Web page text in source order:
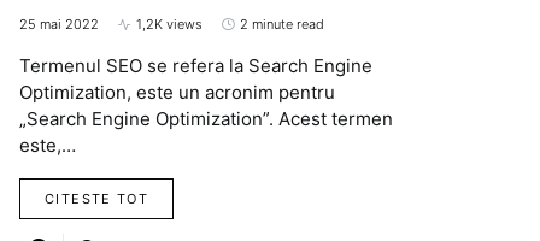
25 mai 2022 1,2K views 2 minute read
Termenul SEO se refera la Search Engine
Optimization, este un acronim pentru
„Search Engine Optimization”. Acest termen
este,…
CITESTE TOT